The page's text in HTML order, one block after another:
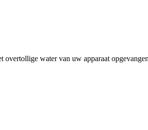
overtollige water van uw apparaat